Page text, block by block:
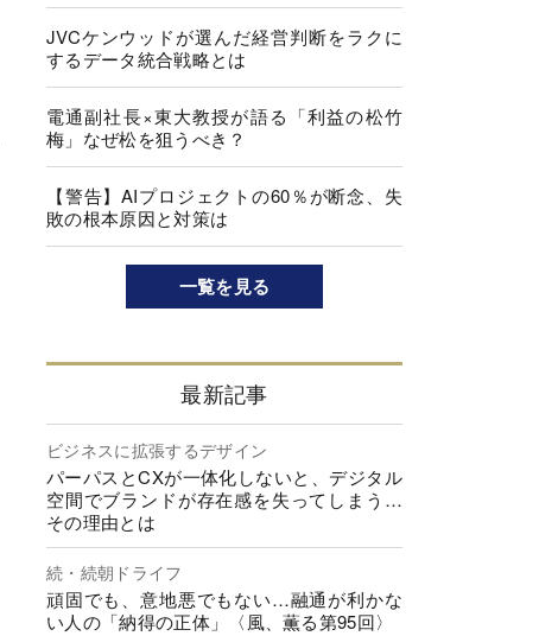
JVCケンウッドが選んだ経営判断をラクに
するデータ統合戦略とは
電通副社長×東大教授が語る「利益の松竹
梅」なぜ松を狙うべき？
【警告】AIプロジェクトの60％が断念、失
敗の根本原因と対策は
一覧を見る
最新記事
ビジネスに拡張するデザイン
パーパスとCXが一体化しないと、デジタル
空間でブランドが存在感を失ってしまう…
その理由とは
続・続朝ドライフ
頑固でも、意地悪でもない…融通が利かな
い人の「納得の正体」〈風、薫る第95回〉